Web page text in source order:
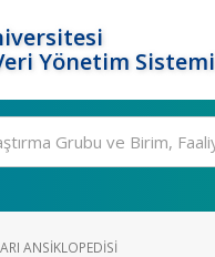
Yönetim Sistemi
ANSIKLOPEDISI